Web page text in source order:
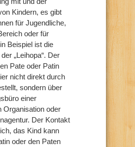
Kindern, es gibt
für Jugendliche,
oder für
Beispiel ist die
„Leihopa“. Der
Pate oder Patin
nicht direkt durch
sondern über
einer
Organisation oder
Der Kontakt
das Kind kann
oder den Paten